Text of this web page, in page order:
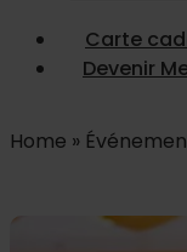
Carte
Devenir
Home »